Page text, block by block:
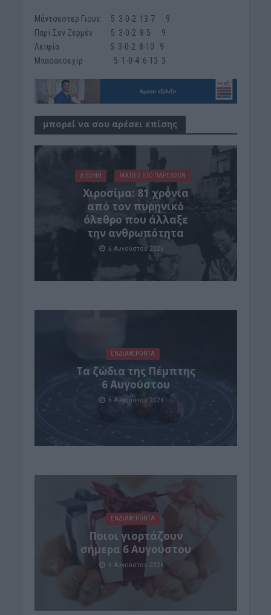
Μάντσεστερ Γιουν. 5 3-0-2 13-7 9
Παρί Σεν Ζερμέν 5 3-0-2 8-5 9
Λειψία 5 3-0-2 8-10 9
Μπασακσεχίρ 5 1-0-4 6-13 3
μπορεί να σου αρέσει επίσης
ΔΙΕΘΝΗ ΜΑΤΙΕΣ ΣΤΟ ΠΑΡΕΛΘΟΝ
Χιροσίμα: 81 χρόνια
από τον πυρηνικό
όλεθρο που άλλαξε
την ανθρωπότητα
6 Αυγούστου 2026
ΕΝΔΙΑΦΕΡΟΝΤΑ
Tα ζώδια της Πέμπτης
6 Αυγούστου
6 Αυγούστου 2026
ΕΝΔΙΑΦΕΡΟΝΤΑ
Ποιοι γιορτάζουν
σήμερα 6 Αυγούστου
6 Αυγούστου 2026